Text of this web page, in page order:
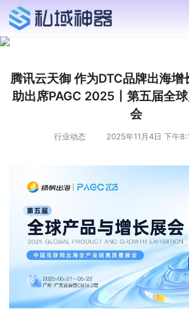
腾讯云天御 作为DTC品牌出海
助出席PAGC 2025丨第五届全
会
行业动态 2025年11月4日 下午